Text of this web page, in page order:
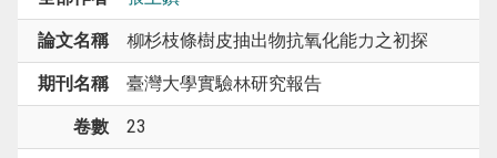
論文名稱 柳杉枝條樹皮抽出物抗氧化能力之初探
期刊名稱 臺灣大學實驗林研究報告
卷數 23